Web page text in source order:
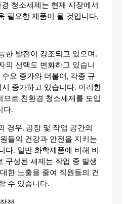
청소세제는 현재 시장에서
필요한 제품이 될 것입니다.
한 발전이 강조되고 있으며,
의 선택도 변화하고 있습니
요 증가와 더불어, 각종 규
증가하고 있습니다. 이러한
으로 친환경 청소세제를 도입
다.
경우, 공장 및 작업 공간의
들의 건강과 안전을 지키는
다. 일반 화학제품에 비해 비
구성된 세제는 작업 중 발생
한 노출을 줄여 직원들의 건
수 있습니다.